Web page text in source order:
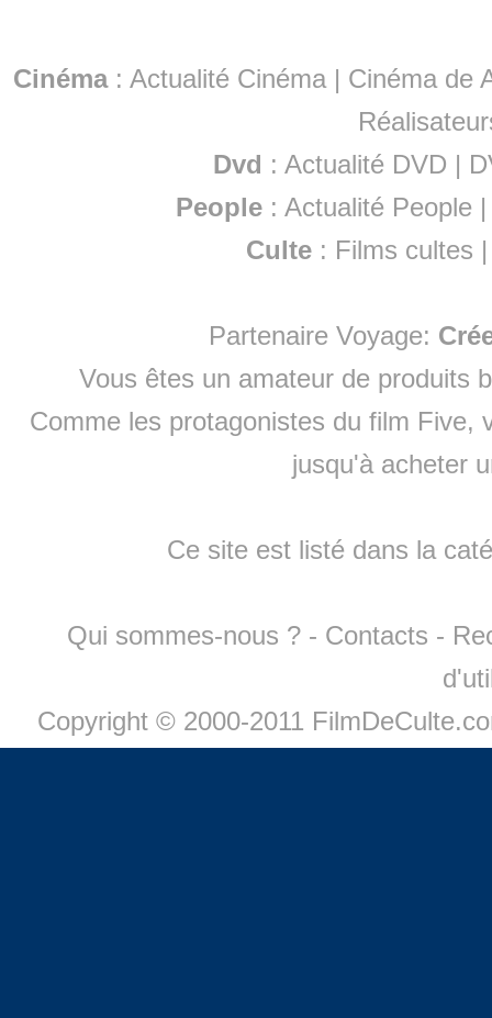
Cinéma: Actualité Cinéma | Cinéma de
Dvd : Actualité DVD |
People :Actualité People
Culte : Films cultes
Partenaire Voyage:
Vous êtes un amateur de produits
Comme les protagonistes du film Five,
jusqu'à acheter
Ce site est listé dans la
Qui sommes-nous ? - Contacts -
Copyright © 2000-2011